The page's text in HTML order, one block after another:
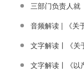
三部门负责人就
音频解读 | 《关
文字解读丨《关
文字解读丨《以